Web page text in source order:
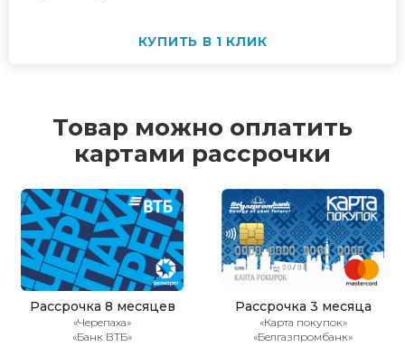
КУПИТЬ В 1 КЛИК
Товар можно оплатить
картами рассрочки
Рассрочка 8 месяцев
«Черепаха»
«Банк ВТБ»
Рассрочка 3 месяца
«Карта покупок»
«Белгазпромбанк»